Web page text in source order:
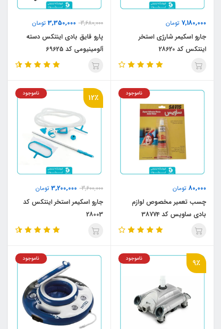
7,180,000 تومان
جارو اسکیمر شارژی استخر
اینتکس کد 28620
3,680,000
3,350,000 تومان
پارو قایق بادی اینتکس دسته
آلومینیومی کد 69625
80,000 تومان
ناموجود
چسب تعمیر مخصوص لوازم
بادی ساویس کد 38774
12٪
3,600,000
3,200,000 تومان
ناموجود
جارو اسکیمر استخر اینتکس کد
28003
9٪ ناموجود ناموجود